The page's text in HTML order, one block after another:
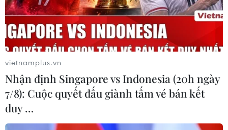
TIN CÙNG CHUYÊN MỤC
EU triển khai mạng vệ tinh riêng,
củng cố chủ quyền số
vietnamplus.vn
Nhận định Singapore vs Indonesia (20h ngày
7/8): Cuộc quyết đấu giành tấm vé bán kết
duy …